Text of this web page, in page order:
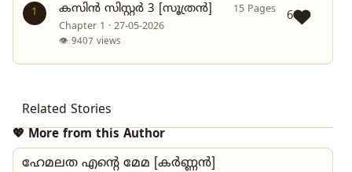
1 കസിൻ സിസ്റ്റർ 3 [സൂത്രൻ]
15 Pages
Chapter 1 · 27-05-2026
👁 9407 views
6
Related Stories
💖 More from this Author
ഹേമലത എന്റെ മേമ [കർണ്ണൻ]